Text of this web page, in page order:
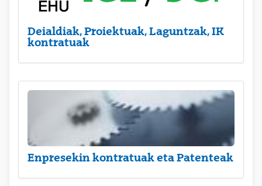
Deialdiak, Proiektuak, Laguntzak, IK
kontratuak
Enpresekin kontratuak eta Patenteak